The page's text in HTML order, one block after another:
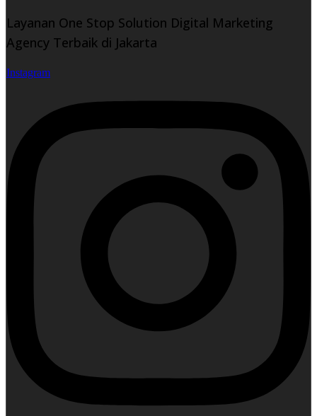
Layanan One Stop Solution Digital Marketing
Agency Terbaik di Jakarta
Instagram